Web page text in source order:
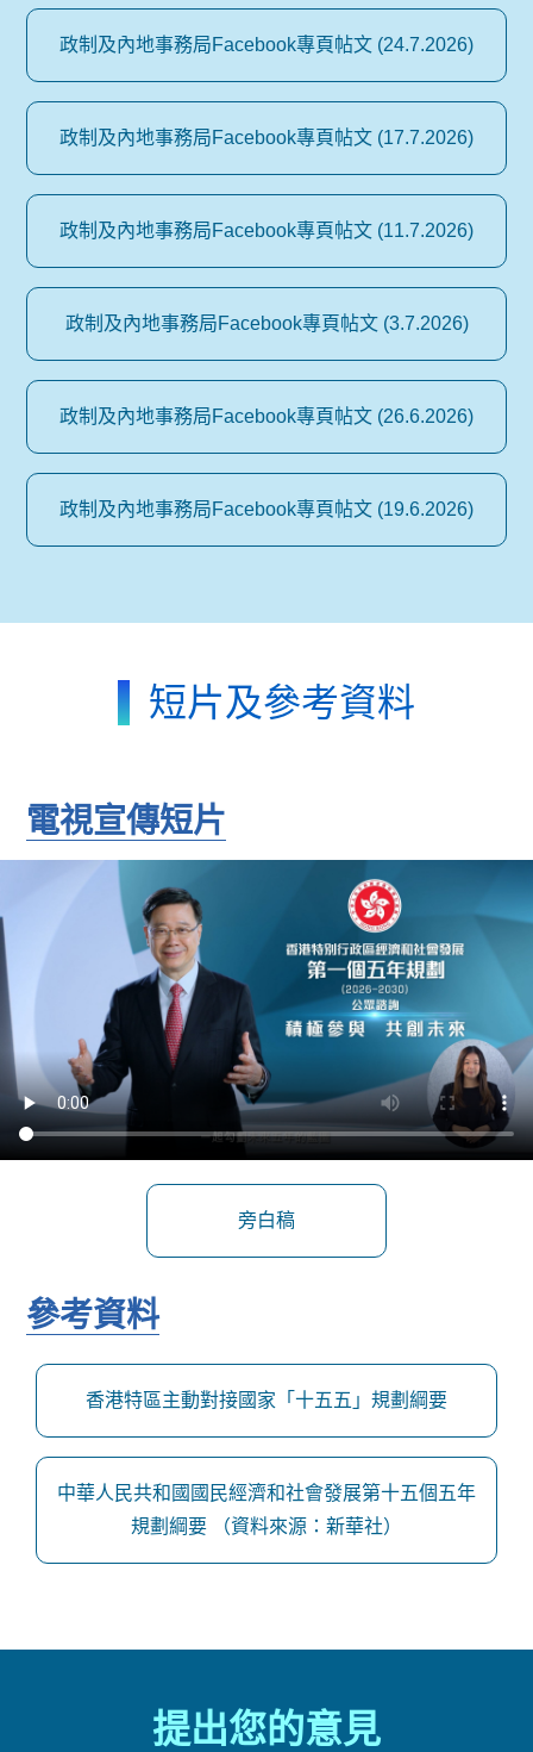
政制及內地事務局Facebook專頁帖文 (24.7.2026)
政制及內地事務局Facebook專頁帖文 (17.7.2026)
政制及內地事務局Facebook專頁帖文 (11.7.2026)
政制及內地事務局Facebook專頁帖文 (3.7.2026)
政制及內地事務局Facebook專頁帖文 (26.6.2026)
政制及內地事務局Facebook專頁帖文 (19.6.2026)
短片及參考資料
電視宣傳短片
旁白稿
參考資料
香港特區主動對接國家「十五五」規劃綱要
中華人民共和國國民經濟和社會發展第十五個五年
規劃綱要 （資料來源：新華社）
提出您的意見